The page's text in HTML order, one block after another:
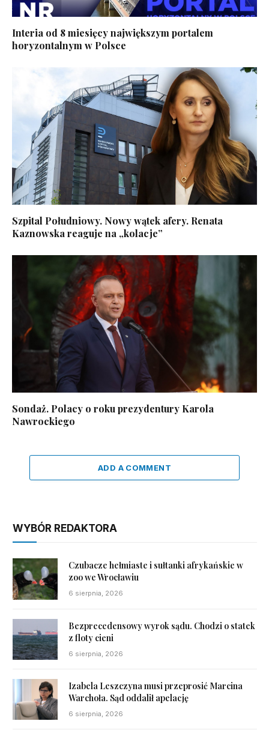
Interia od 8 miesięcy największym portalem
horyzontalnym w Polsce
Szpital Południowy. Nowy wątek afery. Renata
Kaznowska reaguje na „kolacje”
Sondaż. Polacy o roku prezydentury Karola
Nawrockiego
ADD A COMMENT
WYBÓR REDAKTORA
Czubacze hełmiaste i sułtanki afrykańskie w
zoo we Wrocławiu
6 sierpnia, 2026
Bezprecedensowy wyrok sądu. Chodzi o statek
z floty cieni
6 sierpnia, 2026
Izabela Leszczyna musi przeprosić Marcina
Warchoła. Sąd oddalił apelację
6 sierpnia, 2026